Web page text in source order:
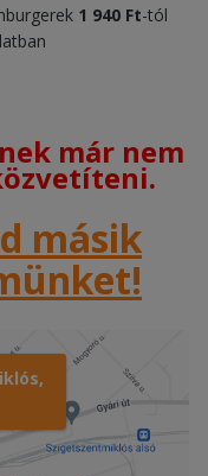
1 940 Ft-tól
már nem
másik